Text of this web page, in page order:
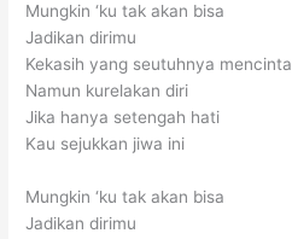
Mungkin ‘ku tak akan bisa
Jadikan dirimu
Kekasih yang seutuhnya mencinta
Namun kurelakan diri
Jika hanya setengah hati
Kau sejukkan jiwa ini
Mungkin ‘ku tak akan bisa
Jadikan dirimu